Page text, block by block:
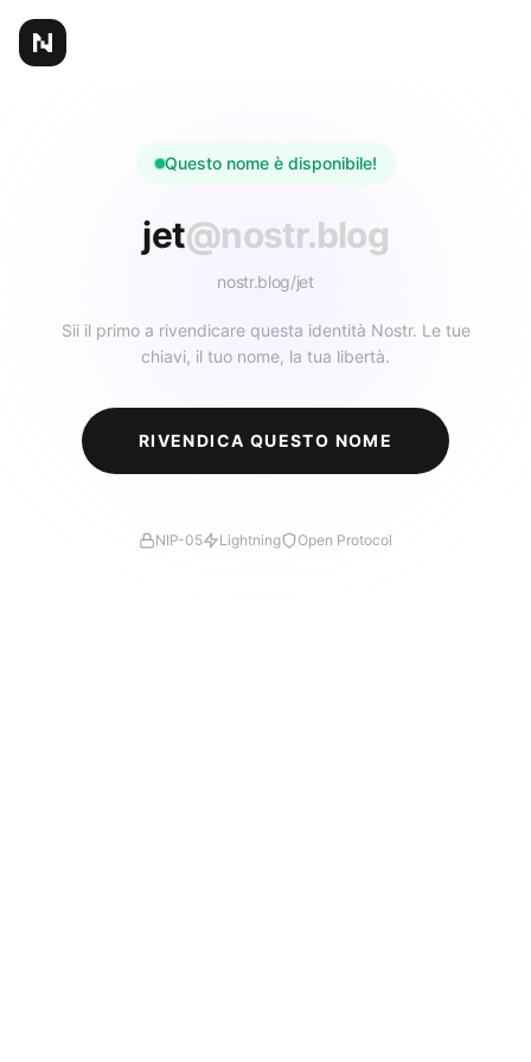
Questo nome è disponibile!
jet@nostr.blog
nostr.blog/jet
Sii il primo a rivendicare questa identità Nostr. Le tue
chiavi, il tuo nome, la tua libertà.
RIVENDICA QUESTO NOME
NIP-05 Lightning Open Protocol